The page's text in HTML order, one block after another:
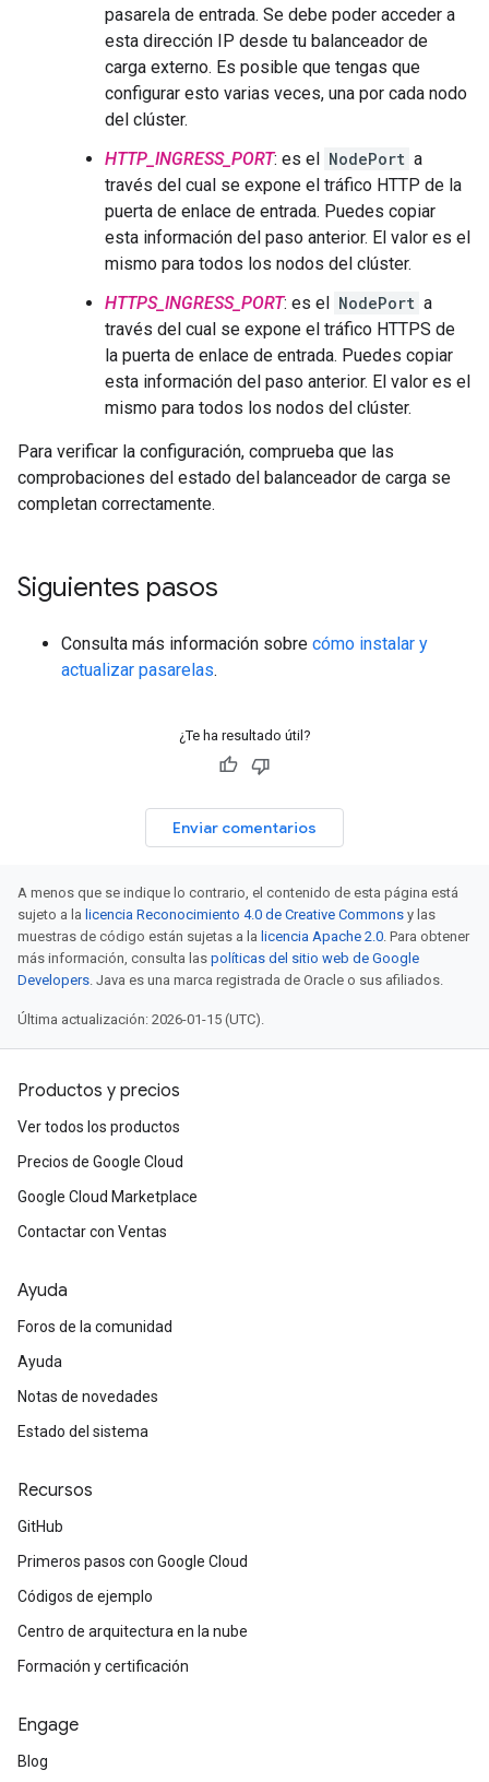
pasarela de entrada. Se debe poder acceder a
esta dirección IP desde tu balanceador de
carga externo. Es posible que tengas que
configurar esto varias veces, una por cada nodo
del clúster.
HTTP_INGRESS_PORT: es el NodePort a
través del cual se expone el tráfico HTTP de la
puerta de enlace de entrada. Puedes copiar
esta información del paso anterior. El valor es el
mismo para todos los nodos del clúster.
HTTPS_INGRESS_PORT: es el NodePort a
través del cual se expone el tráfico HTTPS de
la puerta de enlace de entrada. Puedes copiar
esta información del paso anterior. El valor es el
mismo para todos los nodos del clúster.
Para verificar la configuración, comprueba que las
comprobaciones del estado del balanceador de carga se
completan correctamente.
Siguientes pasos
Consulta más información sobre cómo instalar y
actualizar pasarelas.
¿Te ha resultado útil?
Enviar comentarios
A menos que se indique lo contrario, el contenido de esta página está
sujeto a la licencia Reconocimiento 4.0 de Creative Commons y las
muestras de código están sujetas a la licencia Apache 2.0. Para obtener
más información, consulta las políticas del sitio web de Google
Developers. Java es una marca registrada de Oracle o sus afiliados.
Última actualización: 2026-01-15 (UTC).
Productos y precios
Ver todos los productos
Precios de Google Cloud
Google Cloud Marketplace
Contactar con Ventas
Ayuda
Foros de la comunidad
Ayuda
Notas de novedades
Estado del sistema
Recursos
GitHub
Primeros pasos con Google Cloud
Códigos de ejemplo
Centro de arquitectura en la nube
Formación y certificación
Engage
Blog